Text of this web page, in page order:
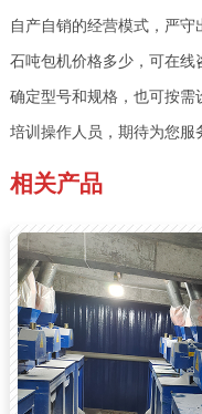
自产自销的经营模式，严
石吨包机价格多少，可在
确定型号和规格，也可按
培训操作人员，期待为您服
相关产品